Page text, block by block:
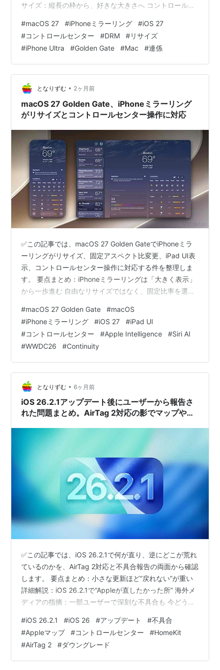
サイズ：縦長の枠から、好きな大きさへ コントロールセ
画面のまま、にならない 海外の反応：折りたたみへの期
待と、足元への注文 ひとこと：これは「折りたたみの
話」より「Macの作業窓の話」 まとめ：純正アプリで一
度試して、他社アプリは秋を待つ どうも、となりです。
Macで作業しながら、iPhoneにしか来ない通知やア…
#macOS 27 #iPhoneミラーリング #iOS 27
#コントロールセンター #DRM #リサイズ
#iPhone Ultra #Golden Gate #Mac #連係
となりずむ • 2ヶ月前
macOS 27 Golden Gate、iPhoneミラーリング
がリサイズとコントロールセンター操作に対応
✅この記事では、macOS 27 Golden GateでiPhoneミラ
ーリングがリサイズ、固定アスペクト比変更、iPad UI表
示、コントロールセンター操作に対応する件を整理しま
す。 要点まとめ：iPhoneミラーリングは「大きく表示」
から一歩進む 自由なリサイズではなく、固定比率を選ぶ
感」が薄くなる コントロールセンター対応：Macから
iPhoneの状態を触りやすくなる 対応アプリとベータで見
る点：全アプリがすぐ変わるわけではない 海外の反応：
開発者はiPad UIへの切り替わりにひと安心 ひとこと：こ
れは折りたたみiPhone…
#macOS 27 Golden Gate #macOS
#iPhoneミラーリング #iOS 27 #iPad UI
#コントロールセンター #Apple Intelligence #Siri AI
#WWDC26 #Continuity
となりずむ • 6ヶ月前
iOS 26.2.1アップデート後にユーザーから報告さ
れた問題まとめ。AirTag 2対応の影でマップや
✅この記事では、iOS 26.2.1で何が直り、逆にどこが荒れ
ているのかを、AirTag 2対応と不具合報告の両面から確認
します。 要点まとめ：小さな更新ほど“戻れない”が重い
詳細解説：iOS 26.2.1で“Appleが直したかった所” 海外メ
ディアの指摘：一部ユーザーで深刻な不具合も 今どうす
いポイント：安定化なのに“基幹機能”が揺れる怖さ
Redditの反応：困っている人の“困り方”が具体的 ひとこ
と：小さい更新ほど、慎重派が増えるのは自然です まと
め：iOS 26.2.1は“当たり外れ”より、戻れない前提で考え
#iOS 26.2.1 #iOS 26 #アップデート #不具合
#Appleマップ #コントロールセンター #HomeKit
#AirTag 2 #ダウングレード